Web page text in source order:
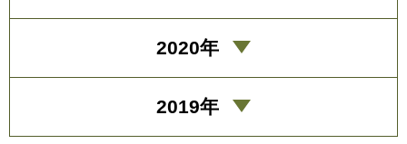
2020年
2019年